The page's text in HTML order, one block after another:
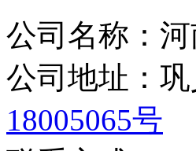
公司名称：
公司地址：
18005065号